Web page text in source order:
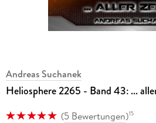
Andreas Suchanek
Heliosphere 2265 - Band 43: ...
(5 Bewertungen)15